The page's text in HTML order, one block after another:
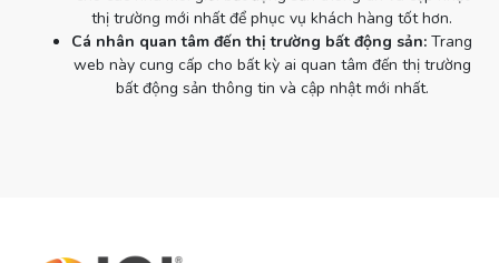
thị trường mới nhất để phục vụ khách hàng tốt hơn.
Cá nhân quan tâm đến thị trường bất động sản: Trang
web này cung cấp cho bất kỳ ai quan tâm đến thị trường
bất động sản thông tin và cập nhật mới nhất.